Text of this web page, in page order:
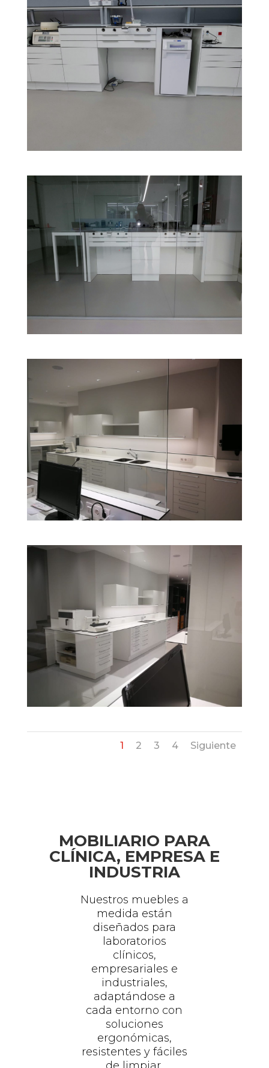
1 2 3 4 Siguiente
MOBILIARIO PARA
CLÍNICA, EMPRESA E
INDUSTRIA
Nuestros muebles a
medida están
diseñados para
laboratorios
clínicos,
empresariales e
industriales,
adaptándose a
cada entorno con
soluciones
ergonómicas,
resistentes y fáciles